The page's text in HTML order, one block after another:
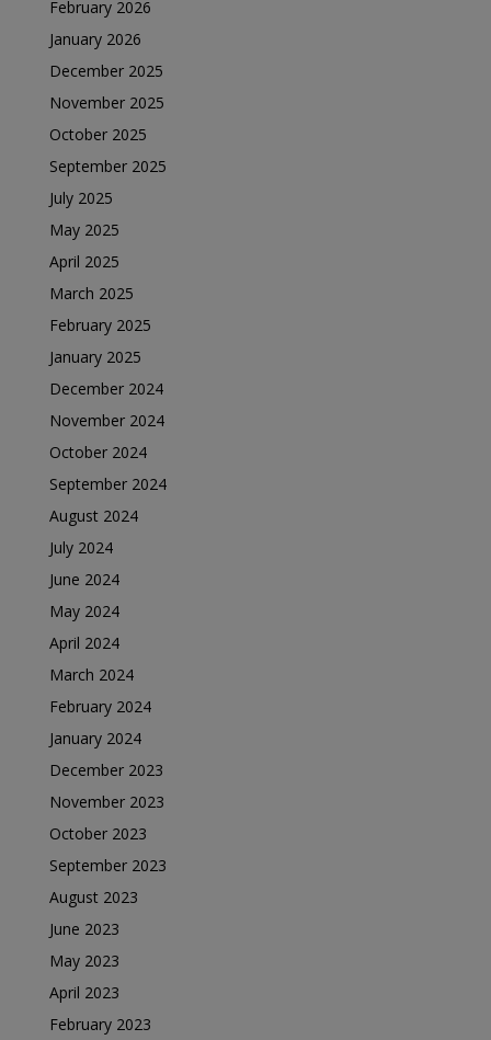
February 2026
January 2026
December 2025
November 2025
October 2025
September 2025
July 2025
May 2025
April 2025
March 2025
February 2025
January 2025
December 2024
November 2024
October 2024
September 2024
August 2024
July 2024
June 2024
May 2024
April 2024
March 2024
February 2024
January 2024
December 2023
November 2023
October 2023
September 2023
August 2023
June 2023
May 2023
April 2023
February 2023